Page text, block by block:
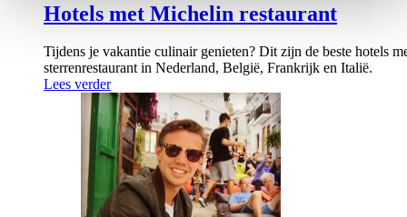
Hotels met Michelin restaurant
Tijdens je vakantie culinair genieten? Dit zijn de beste hotels
sterrenrestaurant in Nederland, België, Frankrijk en Italië.
Lees verder